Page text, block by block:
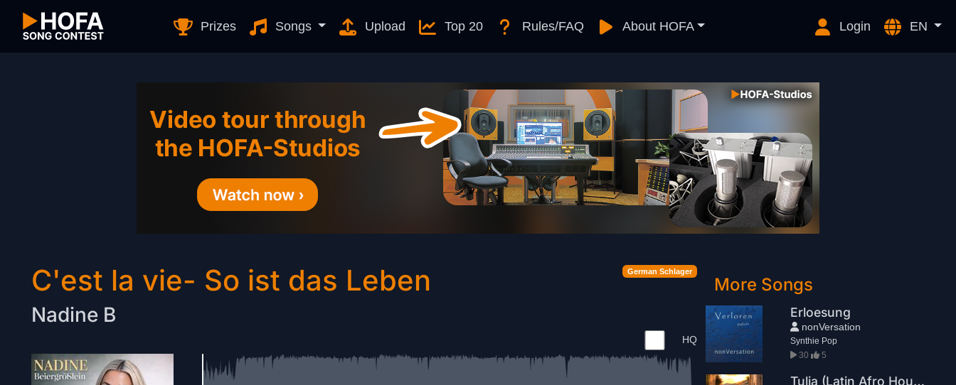
Prizes Songs Upload Top 20 Rules/FAQ About HOFA Login EN
German Schlager
C'est la vie- So ist das Leben
Nadine B
HQ
More Songs
Erloesung
nonVersation
Synthie Pop
30
5
Tulia (Latin Afro House Version)